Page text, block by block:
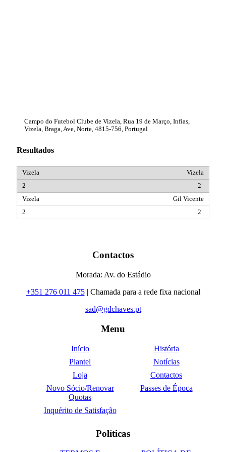
Campo do Futebol Clube de Vizela, Rua 19 de Março, Infias,
Vizela, Braga, Ave, Norte, 4815-756, Portugal
Resultados
Vizela
2
Gil Vicente
2
Contactos
Morada: Av. do Estádio
+351 276 011 475| Chamada para a rede fixa nacional
sad@gdchaves.pt
Menu
Início
História
Plantel
Notícias
Loja
Contactos
Novo Sócio/Renovar
Quotas
Passes de Época
Inquérito de Satisfação
Políticas